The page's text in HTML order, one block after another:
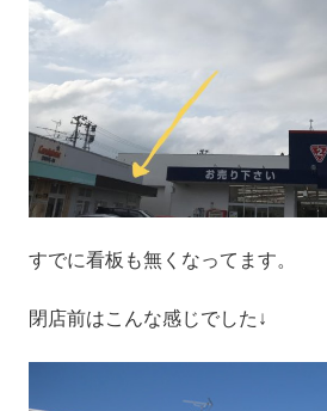
すでに看板も無くなってます。
閉店前はこんな感じでした↓